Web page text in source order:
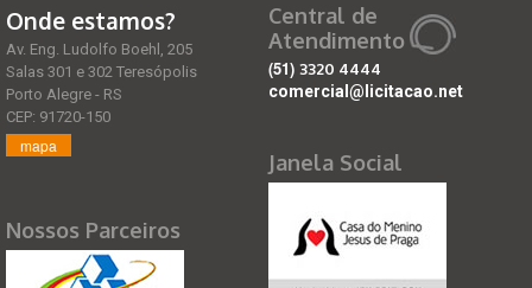
Onde estamos?
Av. Eng. Ludolfo Boehl, 205
Salas 301 e 302 Teresópolis
Porto Alegre - RS
CEP: 91720-150
mapa
Nossos Parceiros
Central de
Atendimento
(51) 3320 4444
comercial@licitacao.net
Janela Social